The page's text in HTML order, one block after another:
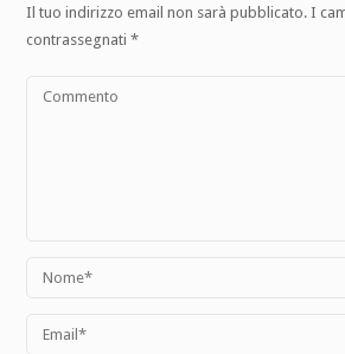
Il tuo indirizzo email non sarà pubblicato. I
contrassegnati*